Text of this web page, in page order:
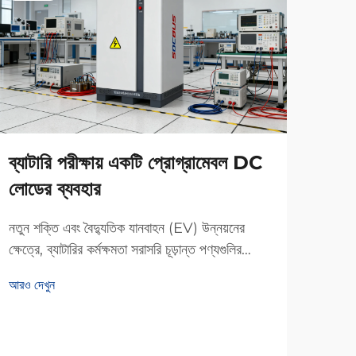
ব্যাটারি পরীক্ষায় একটি প্রোগ্রামেবল DC
লোডের ব্যবহার
নতুন শক্তি এবং বৈদ্যুতিক যানবাহন (EV) উন্নয়নের
ক্ষেত্রে, ব্যাটারির কর্মক্ষমতা সরাসরি চূড়ান্ত পণ্যগুলির
আয়ু এবং নিরাপত্তার মতো গুরুত্বপূর্ণ সূচকগুলি সঠিকভাবে
আরও দেখুন